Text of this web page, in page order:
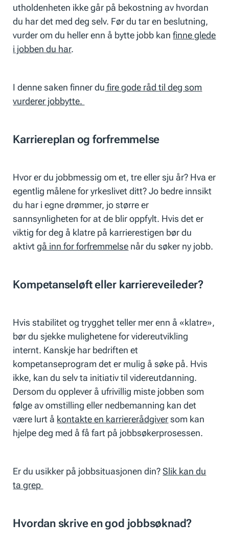
utholdenheten ikke går på bekostning av hvordan
du har det med deg selv. Før du tar en beslutning,
vurder om du heller enn å bytte jobb kanfinne glede
i jobben du har.
I denne saken finner du fire gode råd til deg som
vurderer jobbytte.
Karriereplan og forfremmelse
Hvor er du jobbmessig om et, tre eller sju år? Hva er
egentlig målene for yrkeslivet ditt? Jo bedre innsikt
du har i egne drømmer, jo større er
sannsynligheten for at de blir oppfylt. Hvis det er
viktig for deg å klatre på karrierestigen bør du
aktivtgå inn for forfremmelse når du søker ny jobb.
Kompetanseløft eller karriereveileder?
Hvis stabilitet og trygghet teller mer enn å «klatre»,
bør du sjekke mulighetene for videreutvikling
internt. Kanskje har bedriften et
kompetanseprogram det er mulig å søke på. Hvis
ikke, kan du selv ta initiativ til videreutdanning.
Dersom du opplever å ufrivillig miste jobben som
følge av omstilling eller nedbemanning kan det
være lurt å kontakte en karriererådgiversom kan
hjelpe deg med å få fart på jobbsøkerprosessen.
Er du usikker på jobbsituasjonen din?Slik kan du
ta grep
Hvordan skrive en god jobbsøknad?